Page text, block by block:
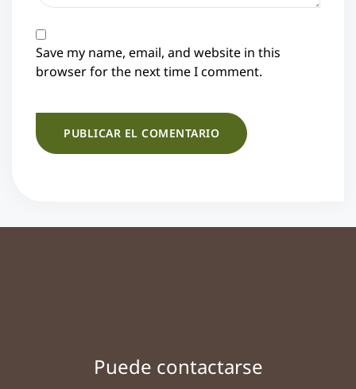
Save my name, email, and website in this
browser for the next time I comment.
Puede contactarse